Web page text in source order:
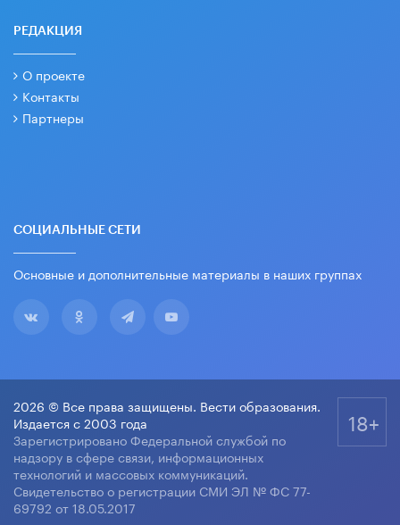
РЕДАКЦИЯ
О проекте
Контакты
Партнеры
СОЦИАЛЬНЫЕ СЕТИ
Основные и дополнительные материалы в наших группах
2026 © Все права защищены. Вести образования.
Издается с 2003 года
Зарегистрировано Федеральной службой по
надзору в сфере связи, информационных
технологий и массовых коммуникаций.
Свидетельство о регистрации СМИ ЭЛ № ФС 77-
69792 от 18.05.2017
18+